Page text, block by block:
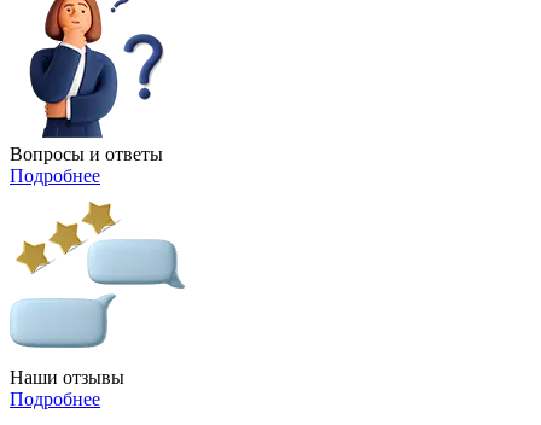
Вопросы и ответы
Подробнее
Наши отзывы
Подробнее